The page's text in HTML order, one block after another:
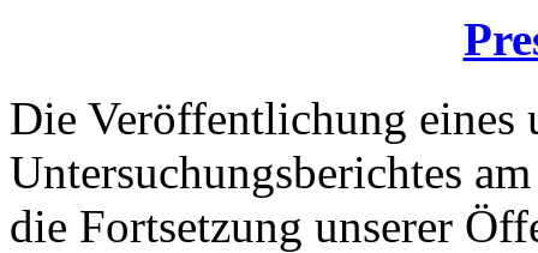
Die Veröffentlichung eines
Untersuchungsberichtes
die Fortsetzung unserer